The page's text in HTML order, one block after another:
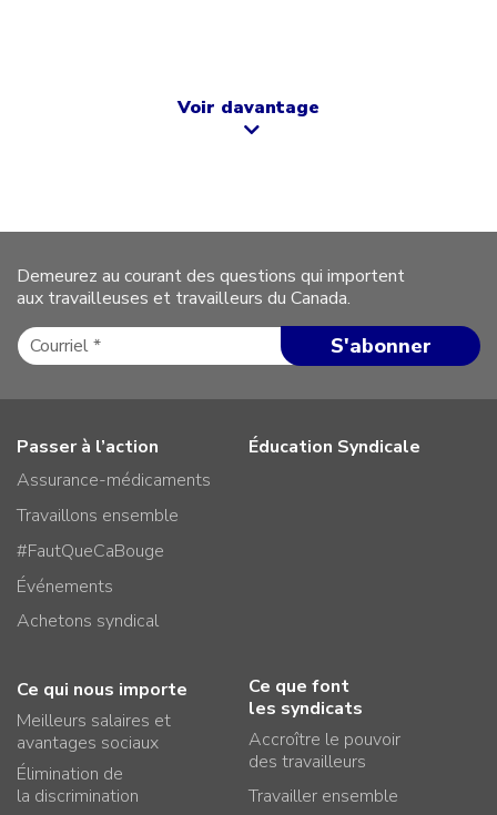
Voir davantage
Demeurez au courant des questions qui importent
aux travailleuses et travailleurs du Canada.
Passer à l’action
Assurance-médicaments
Travaillons ensemble
#FautQueCaBouge
Événements
Achetons syndical
Éducation Syndicale
Ce qui nous importe
Meilleurs salaires et
avantages sociaux
Élimination de
la discrimination
Ce que font
les syndicats
Accroître le pouvoir
des travailleurs
Travailler ensemble